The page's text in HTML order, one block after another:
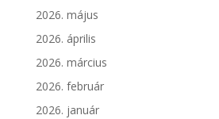
2026. május
2026. április
2026. március
2026. február
2026. január